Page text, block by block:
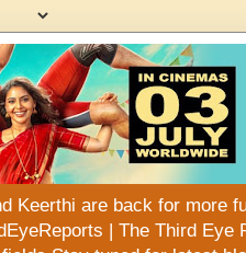
Keerthi are back for more
| The Third